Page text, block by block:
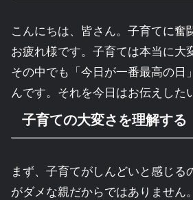
こんにちは、皆さん。子育てに奮
お疲れ様です。子育ては本当に大
その中でも「今日が一番最高の日
んです。それを今日はお伝えした
子育ての大変さを理解する
まず、子育てがしんどいと感じる
がダメな親だからではありません